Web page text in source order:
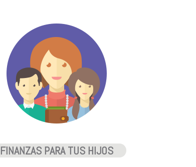
FINANZAS PARA TUS HIJOS